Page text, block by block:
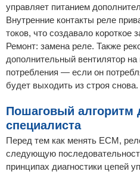
управляет питанием
Внутренние контакты реле
токов, что создавало короткое
Ремонт: замена реле. Также
дополнительный вентилятор
потребления — если он
будет выходить из строя снова.
Пошаговый алгоритм
специалиста
Перед тем как менять ECM,
следующую
принципах диагностики цепей